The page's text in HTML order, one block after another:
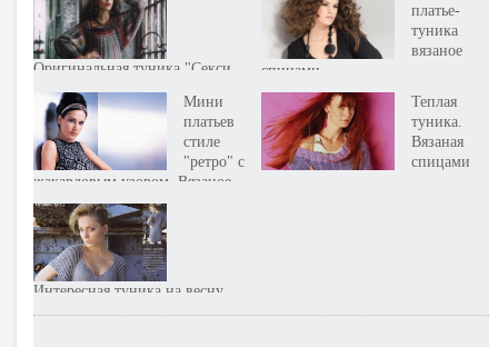
Оригинальная туника "Секси
хиппи". Вязаная спицами
платье-
туника
вязаное
спицами
Мини
платьев
стиле
"ретро" с
жакардовым узором. Вязаное
спицами
Теплая
туника.
Вязаная
спицами
Интересная туника на весну
вязаная спицами